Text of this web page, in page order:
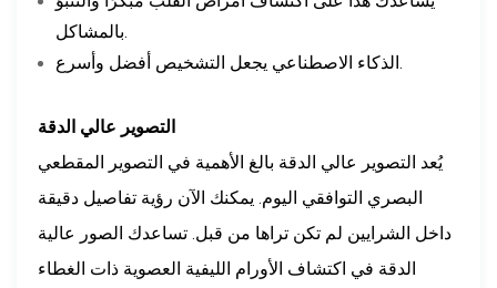
التصوير عالي الدقة
يُعد التصوير عالي الدقة بالغ الأهمية في التصوير المقطعي
البصري التوافقي اليوم. يمكنك الآن رؤية تفاصيل دقيقة
داخل الشرايين لم تكن تراها من قبل. تساعدك الصور عالية
الدقة في اكتشاف الأورام الليفية العصوية ذات الغطاء